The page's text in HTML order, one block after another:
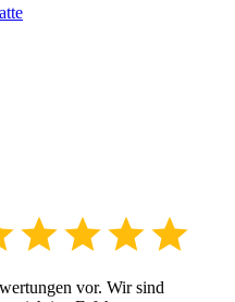
vor. Wir sind